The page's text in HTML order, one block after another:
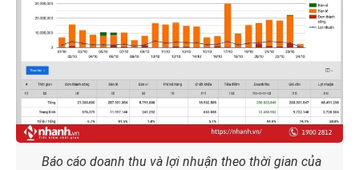
Báo cáo doanh thu và lợi nhuận theo thời gian của